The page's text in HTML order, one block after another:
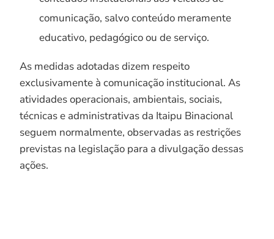
comunicação, salvo conteúdo meramente
educativo, pedagógico ou de serviço.
As medidas adotadas dizem respeito
exclusivamente à comunicação institucional. As
atividades operacionais, ambientais, sociais,
técnicas e administrativas da Itaipu Binacional
seguem normalmente, observadas as restrições
previstas na legislação para a divulgação dessas
ações.